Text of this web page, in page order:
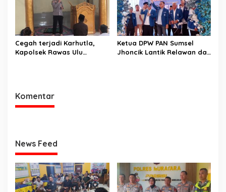
Cegah terjadi Karhutla,
Kapolsek Rawas Ulu
Ketua DPW PAN Sumsel
Jhoncik Lantik Relawan dan
Komentar
News Feed